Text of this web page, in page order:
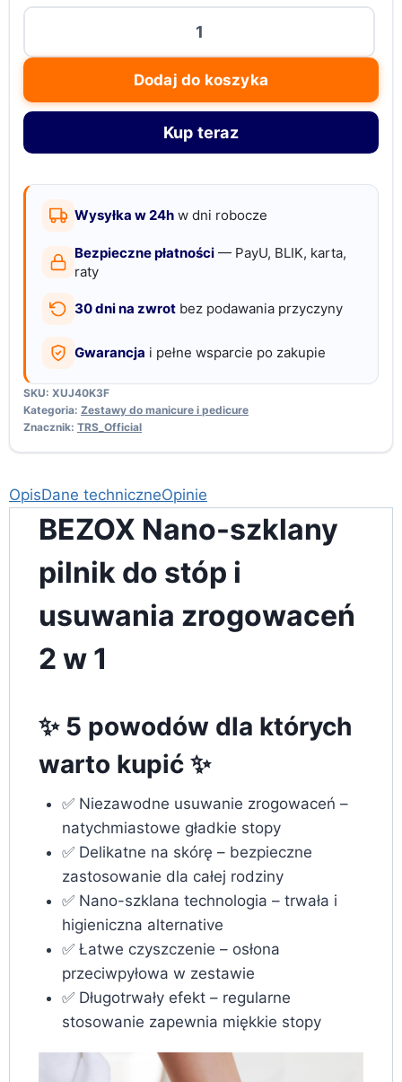
do
stóp
nano
zrogowaceń
twardej
pielęgnacja
Dodaj do koszyka
Kup teraz
Wysyłka w 24h w dni robocze
Bezpieczne płatności — PayU, BLIK, karta,
raty
30 dni na zwrot bez podawania przyczyny
Gwarancja i pełne wsparcie po zakupie
SKU: XUJ40K3F
Kategoria: Zestawy do manicure i pedicure
Znacznik: TRS_Official
OpisDane techniczneOpinie
BEZOX Nano-szklany
pilnik do stóp i
usuwania zrogowaceń
2 w 1
✨ 5 powodów dla których
warto kupić ✨
✅ Niezawodne usuwanie zrogowaceń –
natychmiastowe gładkie stopy
✅ Delikatne na skórę – bezpieczne
zastosowanie dla całej rodziny
✅ Nano-szklana technologia – trwała i
higieniczna alternative
✅ Łatwe czyszczenie – osłona
przeciwpyłowa w zestawie
✅ Długotrwały efekt – regularne
stosowanie zapewnia miękkie stopy